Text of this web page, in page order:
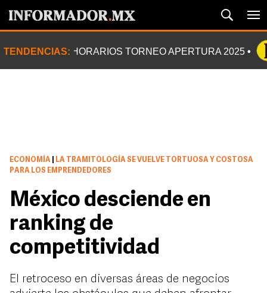
TENDENCIAS: HORARIOS TORNEO APERTURA 2025
ECONOMÍA
LA TRAMITOLOGÍA SE VUELVE TORTUOSA Y COSTOSA
PARA LOS EMPRENDEDORES
México desciende en
ranking de
competitividad
El retroceso en diversas áreas de negocios